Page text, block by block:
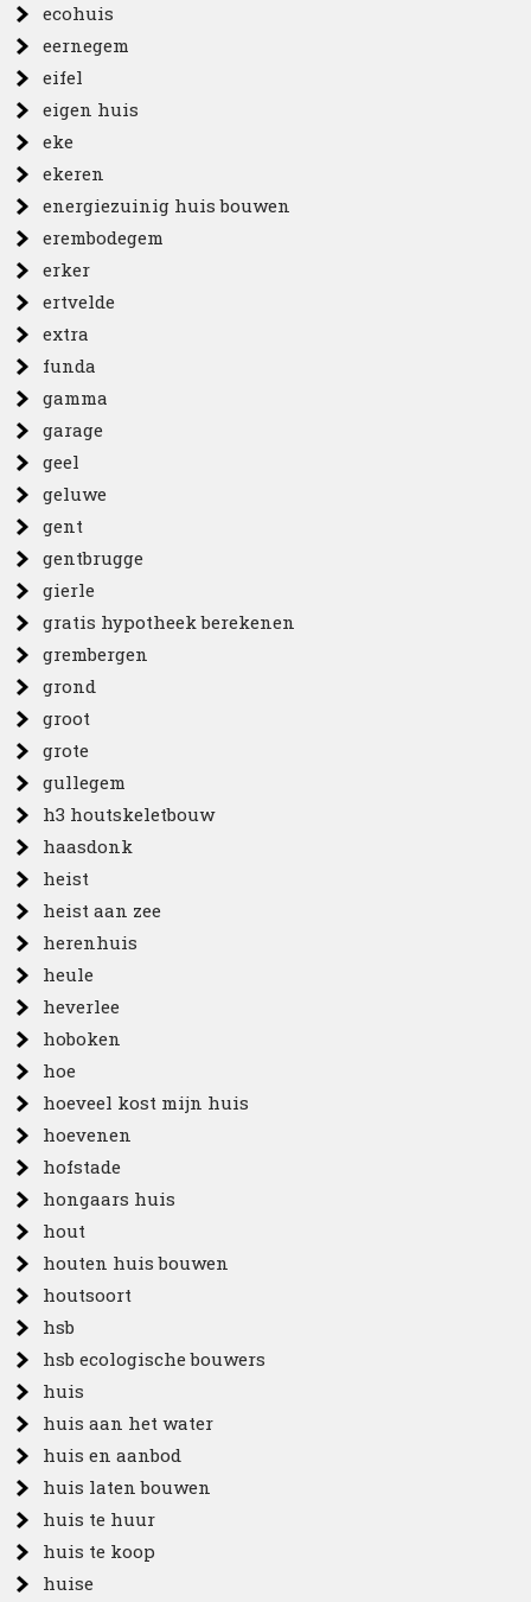
ecohuis
eernegem
eifel
eigen huis
eke
ekeren
energiezuinig huis bouwen
erembodegem
erker
ertvelde
extra
funda
gamma
garage
geel
geluwe
gent
gentbrugge
gierle
gratis hypotheek berekenen
grembergen
grond
groot
grote
gullegem
h3 houtskeletbouw
haasdonk
heist
heist aan zee
herenhuis
heule
heverlee
hoboken
hoe
hoeveel kost mijn huis
hoevenen
hofstade
hongaars huis
hout
houten huis bouwen
houtsoort
hsb
hsb ecologische bouwers
huis
huis aan het water
huis en aanbod
huis laten bouwen
huis te huur
huis te koop
huise